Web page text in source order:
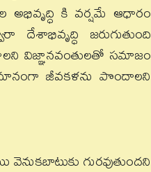
కి వర్షమే ఆధారం
దేశాభివృద్ధి జరుగుతుంది
విజ్ఞానవంతులతో సమాజం
జీవకళను పొందాలని
గురవుతుందని